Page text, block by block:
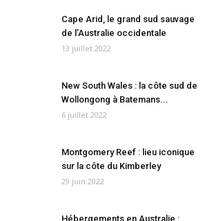
Cape Arid, le grand sud sauvage
de l’Australie occidentale
13 juillet 2022
New South Wales : la côte sud de
Wollongong à Batemans...
6 juillet 2022
Montgomery Reef : lieu iconique
sur la côte du Kimberley
29 juin 2022
Hébergements en Australie :